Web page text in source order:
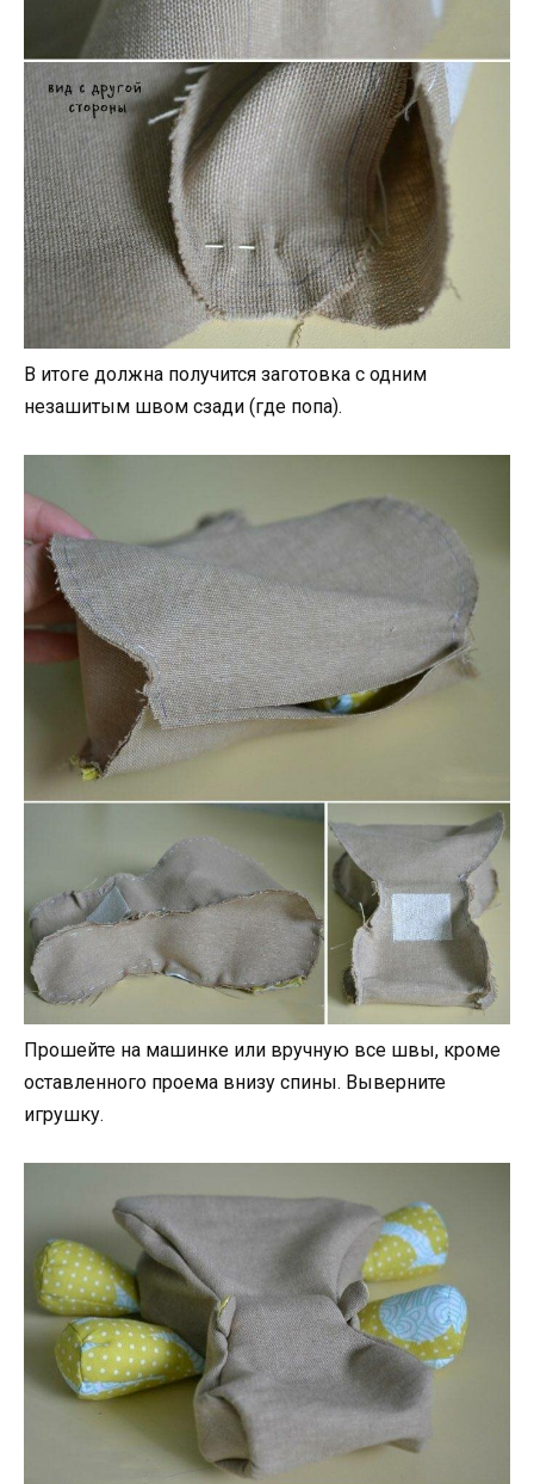
В итоге должна получится заготовка с одним
незашитым швом сзади (где попа).
Прошейте на машинке или вручную все швы, кроме
оставленного проема внизу спины. Выверните
игрушку.